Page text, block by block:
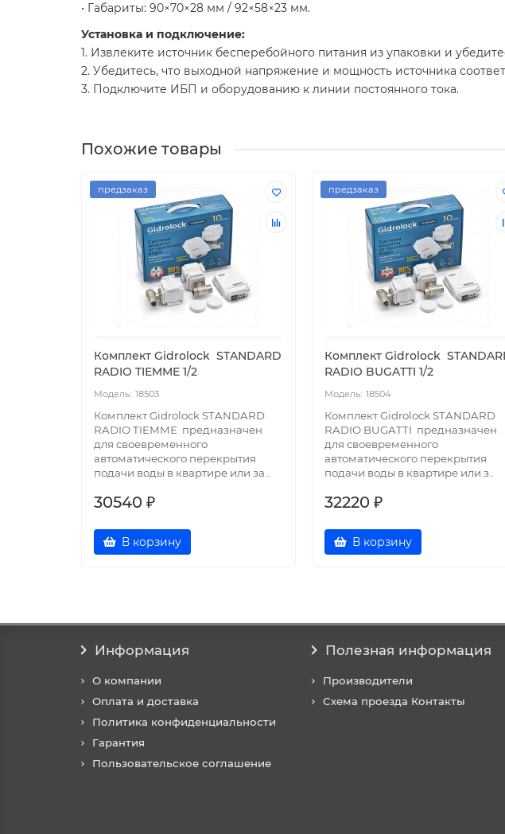
• Габариты: 90×70×28 мм / 92×58×23 мм.
Установка и подключение:
1. Извлеките источник бесперебойного питания из упаковки и
2. Убедитесь, что выходной напряжение и мощность источника
3. Подключите ИБП и оборудованию к линии постоянного тока.
Похожие товары
предзаказ
Комплект Gidrоlock STANDARD
RADIO TIEMME 1/2
18503
Комплект Gidrolock STANDARD
RADIO TIEMME предназначен
для своевременного
автоматического перекрытия
подачи воды в квартире или за..
30540 ₽
В корзину
предзаказ
Комплект Gidrоlock
RADIO BUGATTI 1/2
18504
Комплект Gidrolock STANDARD
RADIO BUGATTI предназначен
для своевременного
автоматического перекрытия
подачи воды в квартире или з..
32220 ₽
В корзину
Информация
О компании
Оплата и доставка
Политика конфиденциальности
Гарантия
Пользовательское соглашение
Полезная информация
Производители
Схема проезда Контакты